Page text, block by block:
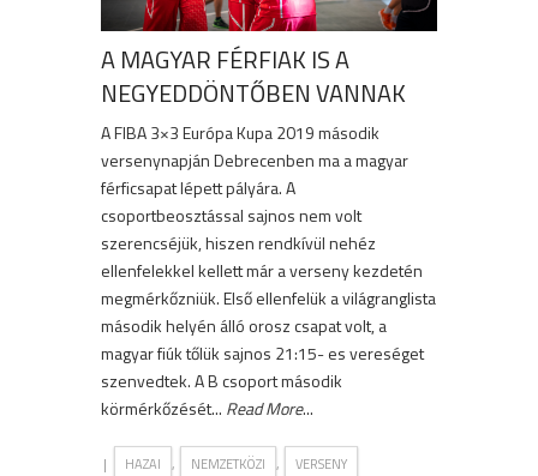
A MAGYAR FÉRFIAK IS A
NEGYEDDÖNTŐBEN VANNAK
A FIBA 3×3 Európa Kupa 2019 második
versenynapján Debrecenben ma a magyar
férficsapat lépett pályára. A
csoportbeosztással sajnos nem volt
szerencséjük, hiszen rendkívül nehéz
ellenfelekkel kellett már a verseny kezdetén
megmérkőzniük. Első ellenfelük a világranglista
második helyén álló orosz csapat volt, a
magyar fiúk tőlük sajnos 21:15- es vereséget
szenvedtek. A B csoport második
körmérkőzését... Read More...
| HAZAI , NEMZETKÖZI , VERSENY